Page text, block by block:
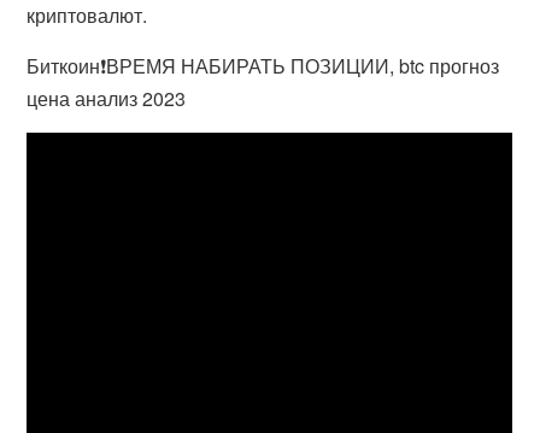
криптовалют.
Биткоин❗️ВРЕМЯ НАБИРАТЬ ПОЗИЦИИ, btc прогноз
цена анализ 2023